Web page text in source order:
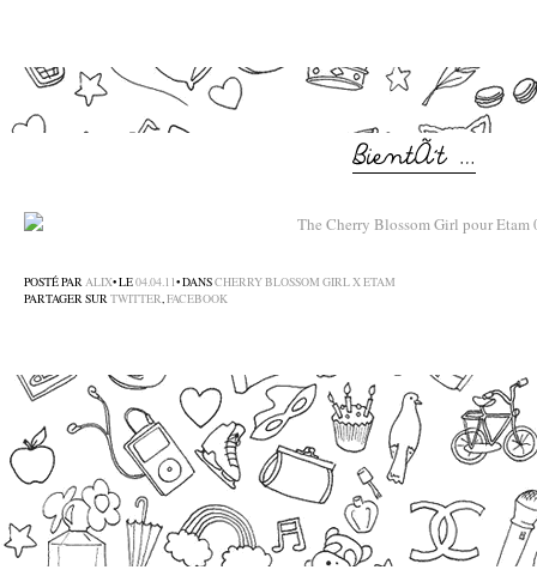
POSTÉ PARALIX• LE04.04.11• DANSCHERRY BLOSSOM GIRL X ETAM
PARTAGER SURTWITTER,FACEBOOK